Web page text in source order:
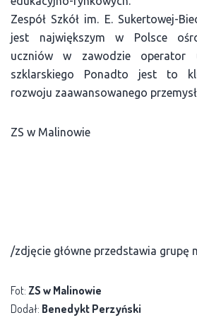
Zespół Szkół im. E. Sukertowej-
jest największym w Polsce
uczniów w zawodzie operator
szklarskiego Ponadto jest to
rozwoju zaawansowanego
ZS w Malinowie
/zdjęcie główne przedstawia grupę
Fot: ZS w Malinowie
Dodał: Benedykt Perzyński